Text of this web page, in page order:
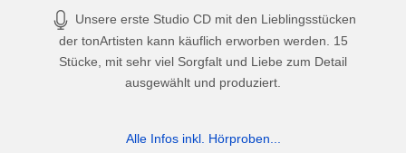
Unsere erste Studio CD mit den Lieblingsstücken
der tonArtisten kann käuflich erworben werden. 15
Stücke, mit sehr viel Sorgfalt und Liebe zum Detail
ausgewählt und produziert.
Alle Infos inkl. Hörproben...